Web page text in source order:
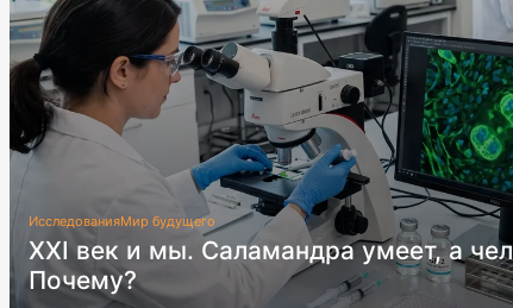
ИсследованияМир будущего
XXI век и мы. Саламандра умеет, а
Почему?